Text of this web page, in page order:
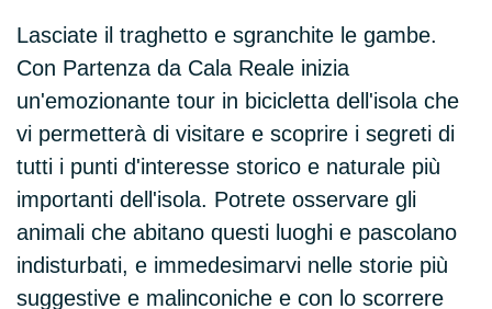
Lasciate il traghetto e sgranchite le gambe.
Con Partenza da Cala Reale inizia
un'emozionante tour in bicicletta dell'isola che
vi permetterà di visitare e scoprire i segreti di
tutti i punti d'interesse storico e naturale più
importanti dell'isola. Potrete osservare gli
animali che abitano questi luoghi e pascolano
indisturbati, e immedesimarvi nelle storie più
suggestive e malinconiche e con lo scorrere